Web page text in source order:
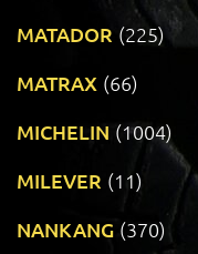
MATADOR (225)
MATRAX (66)
MICHELIN (1004)
MILEVER (11)
NANKANG (370)